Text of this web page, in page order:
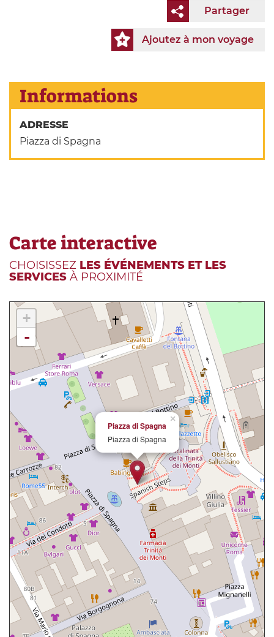
Partager
Ajoutez à mon voyage
Informations
ADRESSE
Piazza di Spagna
Carte interactive
CHOISISSEZ LES ÉVÉNEMENTS ET LES
SERVICES À PROXIMITÉ
×
Piazza di Spagna
Piazza di Spagna
+
-